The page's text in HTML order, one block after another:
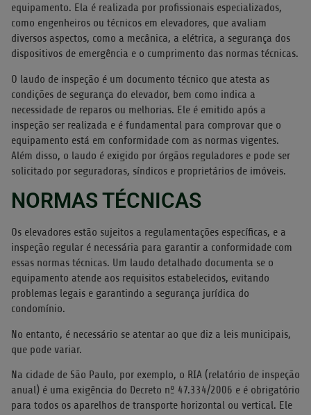
equipamento. Ela é realizada por profissionais especializados,
como engenheiros ou técnicos em elevadores, que avaliam
diversos aspectos, como a mecânica, a elétrica, a segurança dos
dispositivos de emergência e o cumprimento das normas técnicas.
O laudo de inspeção é um documento técnico que atesta as
condições de segurança do elevador, bem como indica a
necessidade de reparos ou melhorias. Ele é emitido após a
inspeção ser realizada e é fundamental para comprovar que o
equipamento está em conformidade com as normas vigentes.
Além disso, o laudo é exigido por órgãos reguladores e pode ser
solicitado por seguradoras, síndicos e proprietários de imóveis.
NORMAS TÉCNICAS
Os elevadores estão sujeitos a regulamentações específicas, e a
inspeção regular é necessária para garantir a conformidade com
essas normas técnicas. Um laudo detalhado documenta se o
equipamento atende aos requisitos estabelecidos, evitando
problemas legais e garantindo a segurança jurídica do
condomínio.
No entanto, é necessário se atentar ao que diz a leis municipais,
que pode variar.
Na cidade de São Paulo, por exemplo, o RIA (relatório de inspeção
anual) é uma exigência do Decreto nº 47.334/2006 e é obrigatório
para todos os aparelhos de transporte horizontal ou vertical. Ele